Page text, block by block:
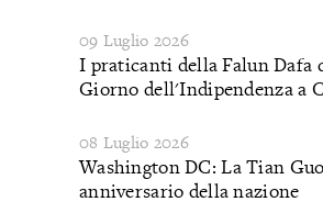
09 Luglio 2026
I praticanti della Falun Dafa
Giorno dell'Indipendenza a
08 Luglio 2026
Washington DC: La Tian
anniversario della nazione